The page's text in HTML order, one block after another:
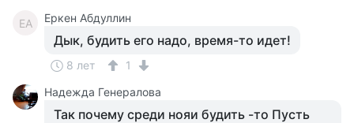
ЕА Еркен Абдуллин
Дык, будить его надо, время-то идет!
8 лет
1
Надежда Генералова
Так почему среди нояи будить -то Пусть